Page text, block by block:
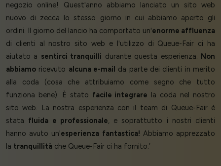
negozio online! Quest'anno abbiamo lanciato un sito web
nuovo di zecca lo stesso giorno in cui abbiamo aperto gli
ordini. Il giorno del lancio ha comportato un'enorme affluenza
di clienti al nostro sito web e l'utilizzo di Queue-Fair ci ha
aiutato a sentirci tranquilli durante questa esperienza. Non
abbiamo ricevuto alcuna e-mail da parte dei clienti in merito
alla coda (cosa che attribuiamo come segno che tutto
funziona bene). È stato facile integrare la coda nel nostro
sito web. La nostra esperienza con il team di Queue-Fair è
stata fluida e professionale, e soprattutto i nostri clienti
hanno avuto un'esperienza fantastica! Abbiamo apprezzato
la tranquillità che Queue-Fair ci ha fornito.’